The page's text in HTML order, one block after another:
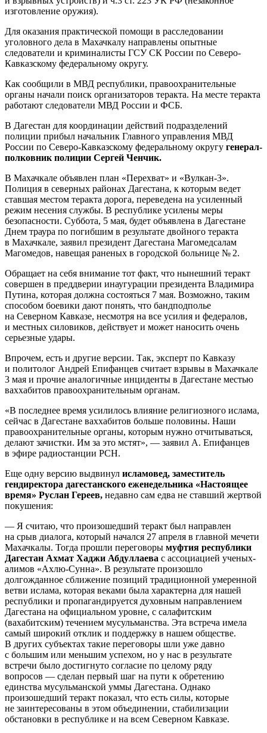
изготовление оружия).
Для оказания практической помощи в расследовании
уголовного дела в Махачкалу направлены опытные
следователи и криминалисты ГСУ СК России по Северо-
Кавказскому федеральному округу.
Как сообщили в МВД республики, правоохранительные
органы начали поиск организаторов теракта. На месте теракта
работают следователи МВД России и ФСБ.
В Дагестан для координации действий подразделений
полиции прибыл начальник Главного управления МВД
России по Северо-Кавказскому федеральному округу генерал-
полковник полиции Сергей Ченчик.
В Махачкале объявлен план «Перехват» и «Вулкан-3».
Полиция в северных районах Дагестана, к которым ведет
ставшая местом теракта дорога, переведена на усиленный
режим несения службы. В республике усилены меры
безопасности. Суббота, 5 мая, будет объявлена в Дагестане
Днем траура по погибшим в результате двойного теракта
в Махачкале, заявил президент Дагестана Магомедсалам
Магомедов, навещая раненых в городской больнице № 2.
Обращает на себя внимание тот факт, что нынешний теракт
совершен в преддверии инаугурации президента Владимира
Путина, которая должна состояться 7 мая. Возможно, таким
способом боевики дают понять, что бандподполье
на Северном Кавказе, несмотря на все усилия и федералов,
и местных силовиков, действует и может наносить очень
серьезные удары.
Впрочем, есть и другие версии. Так, эксперт по Кавказу
и политолог Андрей Епифанцев считает взрывы в Махачкале
3 мая и прочие аналогичные инциденты в Дагестане местью
ваххабитов правоохранительным органам.
«В последнее время усилилось влияние религиозного ислама,
сейчас в Дагестане ваххабитов больше половины. Наши
правоохранительные органы, которым нужно отчитываться,
делают зачистки. Им за это мстят», — заявил А. Епифанцев
в эфире радиостанции РСН.
Еще одну версию выдвинул исламовед, заместитель
гендиректора дагестанского еженедельника «Настоящее
время» Руслан Гереев, недавно сам едва не ставший жертвой
покушения:
— Я считаю, что произошедший теракт был направлен
на срыв диалога, который начался 27 апреля в главной мечети
Махачкалы. Тогда прошли переговоры муфтия республики
Дагестан Ахмат Хаджи Абдуллаева с ассоциацией ученых-
алимов «Ахлю-Сунна». В результате произошло
долгожданное сближение позиций традиционной умеренной
ветви ислама, которая веками была характерна для нашей
республики и пропагандируется духовным направлением
Дагестана на официальном уровне, с салафитским
(вахабитским) течением мусульманства. Эта встреча имела
самый широкий отклик и поддержку в нашем обществе.
В других субъектах такие переговоры шли уже давно
с большим или меньшим успехом, но у нас в результате
встречи было достигнуто согласие по целому ряду
вопросов — сделан первый шаг на пути к обретению
единства мусульманской уммы Дагестана. Однако
произошедший теракт показал, что есть силы, которые
не заинтересованы в этом объединении, стабилизации
обстановки в республике и на всем Северном Кавказе.